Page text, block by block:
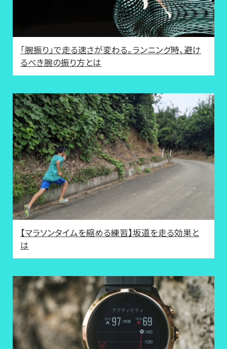
「腕振り」で走る速さが変わる。ランニング時、避け
るべき腕の振り方とは
【マラソンタイムを縮める練習】坂道を走る効果と
は